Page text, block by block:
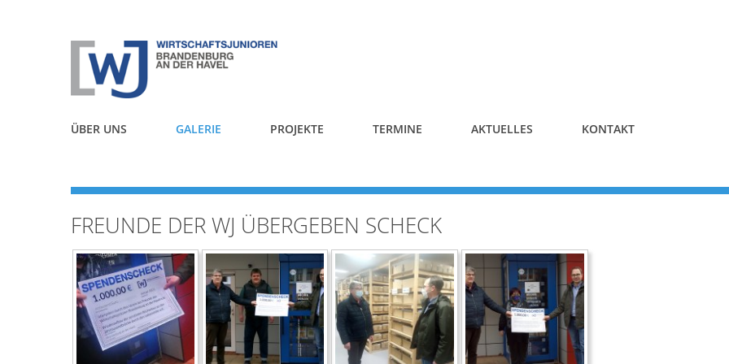
ÜBER UNS
MITGLIED WERDEN
MITGLIEDER
FÖRDERER
FÖRDERER VORSTAND
DOWNLOADS
GALERIE PROJEKTE TERMINE AKTUELLES KONTAKT
FREUNDE DER WJ ÜBERGEBEN SCHECK